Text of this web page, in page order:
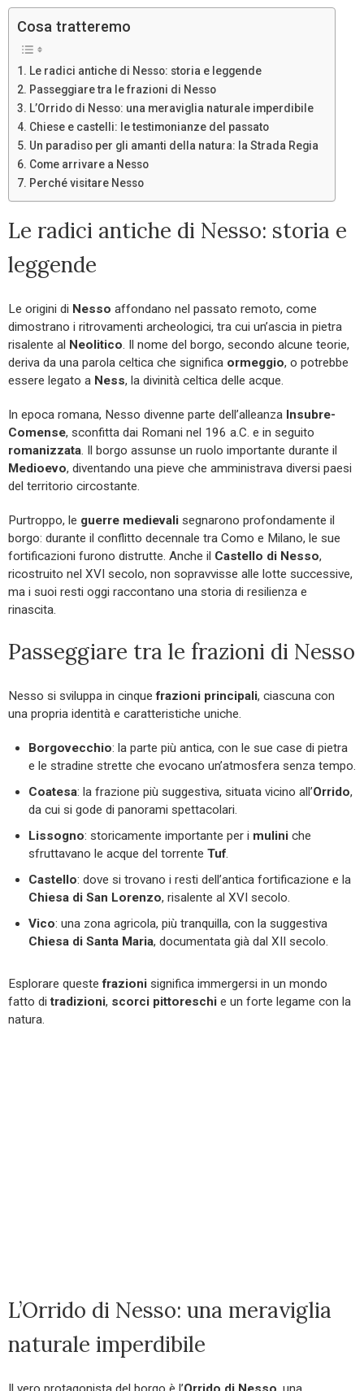
Cosa tratteremo
Le radici antiche di Nesso: storia e leggende
Passeggiare tra le frazioni di Nesso
L’Orrido di Nesso: una meraviglia naturale imperdibile
Chiese e castelli: le testimonianze del passato
Un paradiso per gli amanti della natura: la Strada Regia
Come arrivare a Nesso
Perché visitare Nesso
Le radici antiche di Nesso: storia e
leggende
Le origini di Nesso affondano nel passato remoto, come
dimostrano i ritrovamenti archeologici, tra cui un’ascia in pietra
risalente al Neolitico. Il nome del borgo, secondo alcune teorie,
deriva da una parola celtica che significa ormeggio, o potrebbe
essere legato a Ness, la divinità celtica delle acque.
In epoca romana, Nesso divenne parte dell’alleanza Insubre-
Comense, sconfitta dai Romani nel 196 a.C. e in seguito
romanizzata. Il borgo assunse un ruolo importante durante il
Medioevo, diventando una pieve che amministrava diversi paesi
del territorio circostante.
Purtroppo, le guerre medievali segnarono profondamente il
borgo: durante il conflitto decennale tra Como e Milano, le sue
fortificazioni furono distrutte. Anche il Castello di Nesso,
ricostruito nel XVI secolo, non sopravvisse alle lotte successive,
ma i suoi resti oggi raccontano una storia di resilienza e
rinascita.
Passeggiare tra le frazioni di Nesso
Nesso si sviluppa in cinquefrazioni principali, ciascuna con
una propria identità e caratteristiche uniche.
Borgovecchio: la parte più antica, con le sue case di pietra
e le stradine strette che evocano un’atmosfera senza tempo.
Coatesa: la frazione più suggestiva, situata vicino all’Orrido,
da cui si gode di panorami spettacolari.
Lissogno: storicamente importante per i mulini che
sfruttavano le acque del torrente Tuf.
Castello: dove si trovano i resti dell’antica fortificazione e la
Chiesa di San Lorenzo, risalente al XVI secolo.
Vico: una zona agricola, più tranquilla, con la suggestiva
Chiesa di Santa Maria, documentata già dal XII secolo.
Esplorare questefrazioni significa immergersi in un mondo
fatto ditradizioni, scorci pittoreschi e un forte legame con la
natura.
L’Orrido di Nesso: una meraviglia
naturale imperdibile